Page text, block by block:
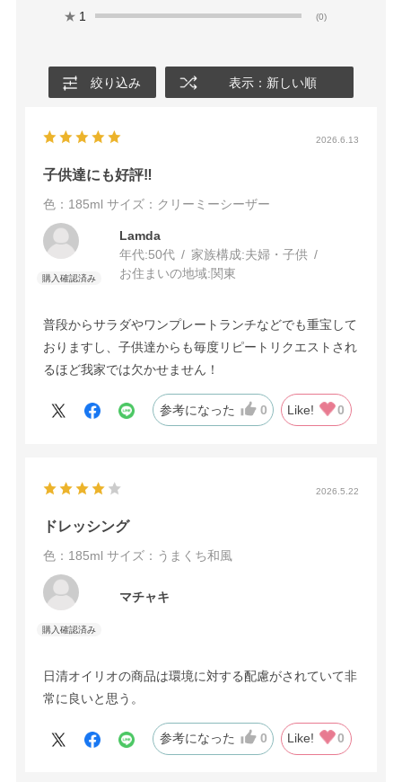
★ 1 (0)
絞り込み 表示：新しい順
2026.6.13
子供達にも好評‼️
色：185ml サイズ：クリーミーシーザー
Lamda
年代:50代 家族構成:夫婦・子供
お住まいの地域:関東
普段からサラダやワンプレートランチなどでも重宝して
おりますし、子供達からも毎度リピートリクエストされ
るほど我家では欠かせません！
参考になった 0 Like! 0
2026.5.22
ドレッシング
色：185ml サイズ：うまくち和風
マチャキ
日清オイリオの商品は環境に対する配慮がされていて非
常に良いと思う。
参考になった 0 Like! 0